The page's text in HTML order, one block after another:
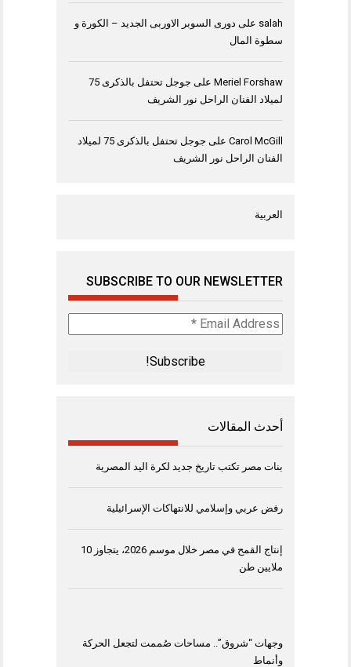
salah على دورى السوبر الاوربى الجديد – الكورة و
سطوة المال
Meriel Forshaw على
جوجل تحتفل بالذكرى 75
لميلاد الفنان الراحل نور الشريف
Carol McGill على
جوجل تحتفل بالذكرى 75 لميلاد
الفنان الراحل نور الشريف
العربية
SUBSCRIBE TO OUR NEWSLETTER
Email
Address
أحدث المقالات
بنات مصر تكتب تاريخ جديد لكرة اليد المصرية
رفض عربي وإسلامي للانتهاكات الإسرائيلية
إنتاج القمح في مصر خلال موسم 2026، يتجاوز 10
ملايين طن
وجهات “شروق”.. مساحات صُممت لتجعل الحركة
وأنماط